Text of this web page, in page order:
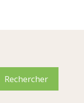
Rechercher